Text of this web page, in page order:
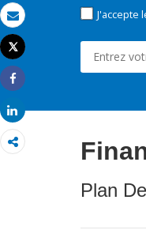
Email
Imprimer
Tweet
Share
Share
J'accepte
Plan